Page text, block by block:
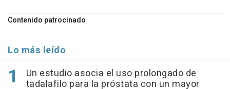
Contenido patrocinado
Lo más leído
Un estudio asocia el uso prolongado de
tadalafilo para la próstata con un mayor